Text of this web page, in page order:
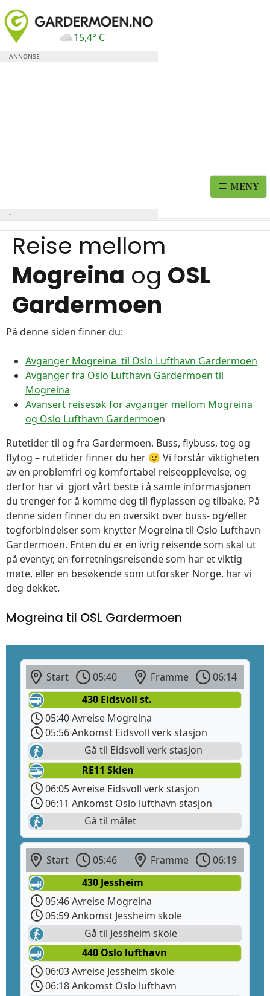
15,4° C
MENY
Reise mellom
Mogreina og OSL
Gardermoen
På denne siden finner du:
Avganger Mogreina til Oslo Lufthavn Gardermoen
Avganger fra Oslo Lufthavn Gardermoen til
Mogreina
Avansert reisesøk for avganger mellom Mogreina
og Oslo Lufthavn Gardermoen
Rutetider til og fra Gardermoen. Buss, flybuss, tog og
flytog – rutetider finner du her 🙂 Vi forstår viktigheten
av en problemfri og komfortabel reiseopplevelse, og
derfor har vi gjort vårt beste i å samle informasjonen
du trenger for å komme deg til flyplassen og tilbake. På
denne siden finner du en oversikt over buss- og/eller
togforbindelser som knytter Mogreina til Oslo Lufthavn
Gardermoen. Enten du er en ivrig reisende som skal ut
på eventyr, en forretningsreisende som har et viktig
møte, eller en besøkende som utforsker Norge, har vi
deg dekket.
Mogreina til OSL Gardermoen
Start 05:40 Framme
06:14
430 Eidsvoll st.
05:40 Avreise Mogreina
05:56 Ankomst Eidsvoll verk stasjon
Gå til Eidsvoll verk stasjon
RE11 Skien
06:05 Avreise Eidsvoll verk stasjon
06:11 Ankomst Oslo lufthavn stasjon
Gå til målet
Start 05:46 Framme
06:19
430 Jessheim
05:46 Avreise Mogreina
05:59 Ankomst Jessheim skole
Gå til Jessheim skole
440 Oslo lufthavn
06:03 Avreise Jessheim skole
06:18 Ankomst Oslo lufthavn